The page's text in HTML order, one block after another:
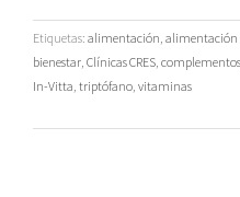
Etiquetas: alimentación, alimentación
bienestar, Clínicas CRES, complementos
In-Vitta, triptófano, vitaminas